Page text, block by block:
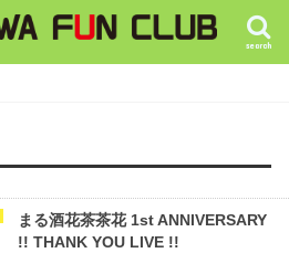
search
まる酒花茶茶花 1st ANNIVERSARY
!! THANK YOU LIVE !!